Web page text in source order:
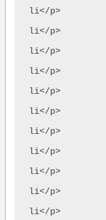
li</p>
li</p>
li</p>
li</p>
li</p>
li</p>
li</p>
li</p>
li</p>
li</p>
li</p>